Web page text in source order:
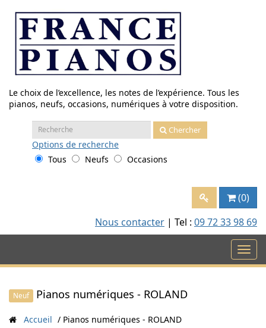
contenu
Le choix de l’excellence, les notes de l’expérience. Tous les
pianos, neufs, occasions, numériques à votre disposition.
Recherche
:
Chercher
Options de recherche
Tous
Neufs Occasions
(0)
Nous contacter | Tel : 09 72 33 98 69
Neuf Pianos numériques - ROLAND
Accueil Pianos numériques - ROLAND